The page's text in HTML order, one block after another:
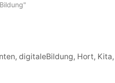
, digitaleBildung, Hort, Kita,